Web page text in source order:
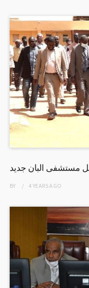
مستشفى البان جديد
BY 4 YEARSAGO